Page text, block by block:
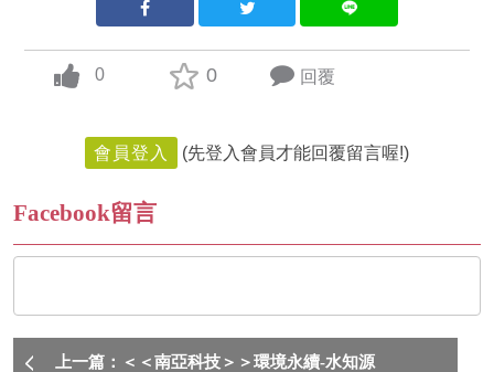
up vote
0 0 回覆
會員登入 (先登入會員才能回覆留言喔!)
Facebook留言
上一篇：＜＜南亞科技＞＞環境永續-水知源